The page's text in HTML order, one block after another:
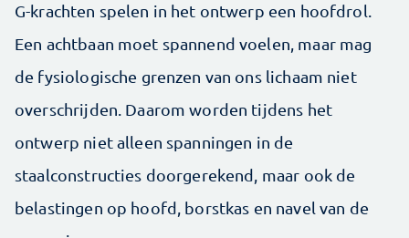
G-krachten spelen in het ontwerp een hoofdrol.
Een achtbaan moet spannend voelen, maar mag
de fysiologische grenzen van ons lichaam niet
overschrijden. Daarom worden tijdens het
ontwerp niet alleen spanningen in de
staalconstructies doorgerekend, maar ook de
belastingen op hoofd, borstkas en navel van de